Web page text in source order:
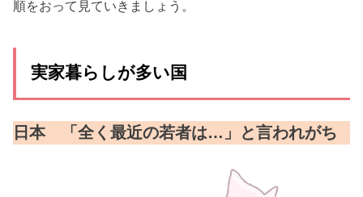
順をおって見ていきましょう。
実家暮らしが多い国
日本 「全く最近の若者は…」と言われがち